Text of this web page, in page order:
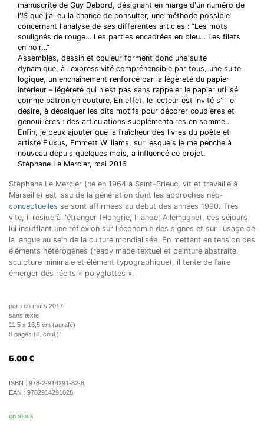
manuscrite de Guy Debord, désignant en marge d'un numéro de
l'IS que j'ai eu la chance de consulter, une méthode possible
concernant l'analyse de ses différentes articles : “Les mots
soulignés de rouge… Les parties encadrées en bleu… Les filets
en noir…”
Assemblés, dessin et couleur forment donc une suite
dynamique, à l'expressivité compréhensible par tous, une suite
logique, un enchaînement renforcé par la légèreté du papier
intérieur – légèreté qui n'est pas sans rappeler le papier utilisé
comme patron en couture. En effet, le lecteur est invité s'il le
désire, à décalquer les dits motifs pour décorer coudières et
genouillères : des articulations supplémentaires en somme…
Enfin, je peux ajouter que la fraîcheur des livres du poète et
artiste Fluxus, Emmett Williams, sur lesquels je me penche à
nouveau depuis quelques mois, a influencé ce projet.
Stéphane Le Mercier, mai 2016
Stéphane Le Mercier (né en 1964 à Saint-Brieuc, vit et travaille à
Marseille) est issu de la génération dont les approches néo-
conceptuelles se sont affirmées au début des années 1990. Très
vite, il réside à l'étranger (Hongrie, Irlande, Allemagne), ces séjours
lui insufflant une réflexion sur l'économie des signes et sur l'usage de
la langue au sein de la culture mondialisée. En mettant en tension des
éléments hétérogènes (ready made textuel et peinture abstraite,
sculpture minimale et élément typographique), il tente de faire
émerger des récits « polyglottes ».
paru en mars 2017
sans texte
11,5 x 16,5 cm (agrafé)
8 pages (ill. coul.)
5.00 €
ISBN : 978-2-914291-82-8
EAN : 9782914291828
en stock